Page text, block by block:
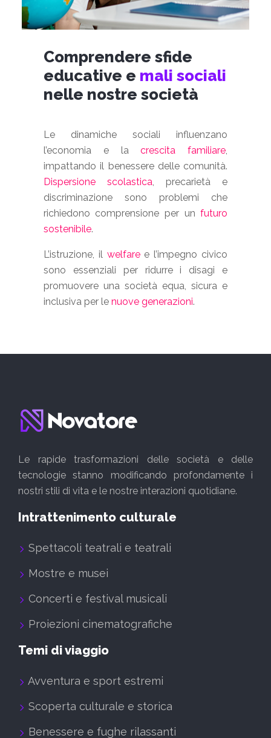
Comprendere sfide
educative e mali sociali
nelle nostre società
Le dinamiche sociali influenzano
l’economia e lacrescita familiare
impattando il benessere delle comunità.
Dispersione scolastica , precarietà e
discriminazione sono problemi che
richiedono comprensione per unfuturo
sostenibile.
L’istruzione, il welfaree l’impegno civico
sono essenziali per ridurre i disagi e
promuovere una società equa, sicura e
inclusiva per le nuove generazioni.
Le rapide trasformazioni delle società e delle
tecnologie stanno modificando profondamente i
nostri stili di vita e le nostre interazioni quotidiane.
Intrattenimento culturale
Spettacoli teatrali e teatrali
Mostre e musei
Concerti e festival musicali
Proiezioni cinematografiche
Temi di viaggio
Avventura e sport estremi
Scoperta culturale e storica
Benessere e fughe rilassanti